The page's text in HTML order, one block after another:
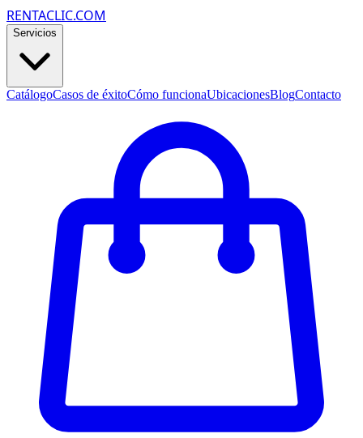
RENTACLIC.COM
Servicios
CatálogoCasos de éxitoCómo funcionaUbicacionesBlogContacto